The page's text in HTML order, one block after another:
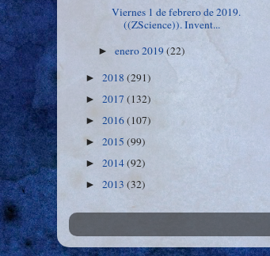
Viernes 1 de febrero de 2019.
((ZScience)). Invent...
►enero 2019(22)
► 2018 (291)
► 2017 (132)
► 2016(107)
► 2015 (99)
► 2014(92)
► 2013 (32)